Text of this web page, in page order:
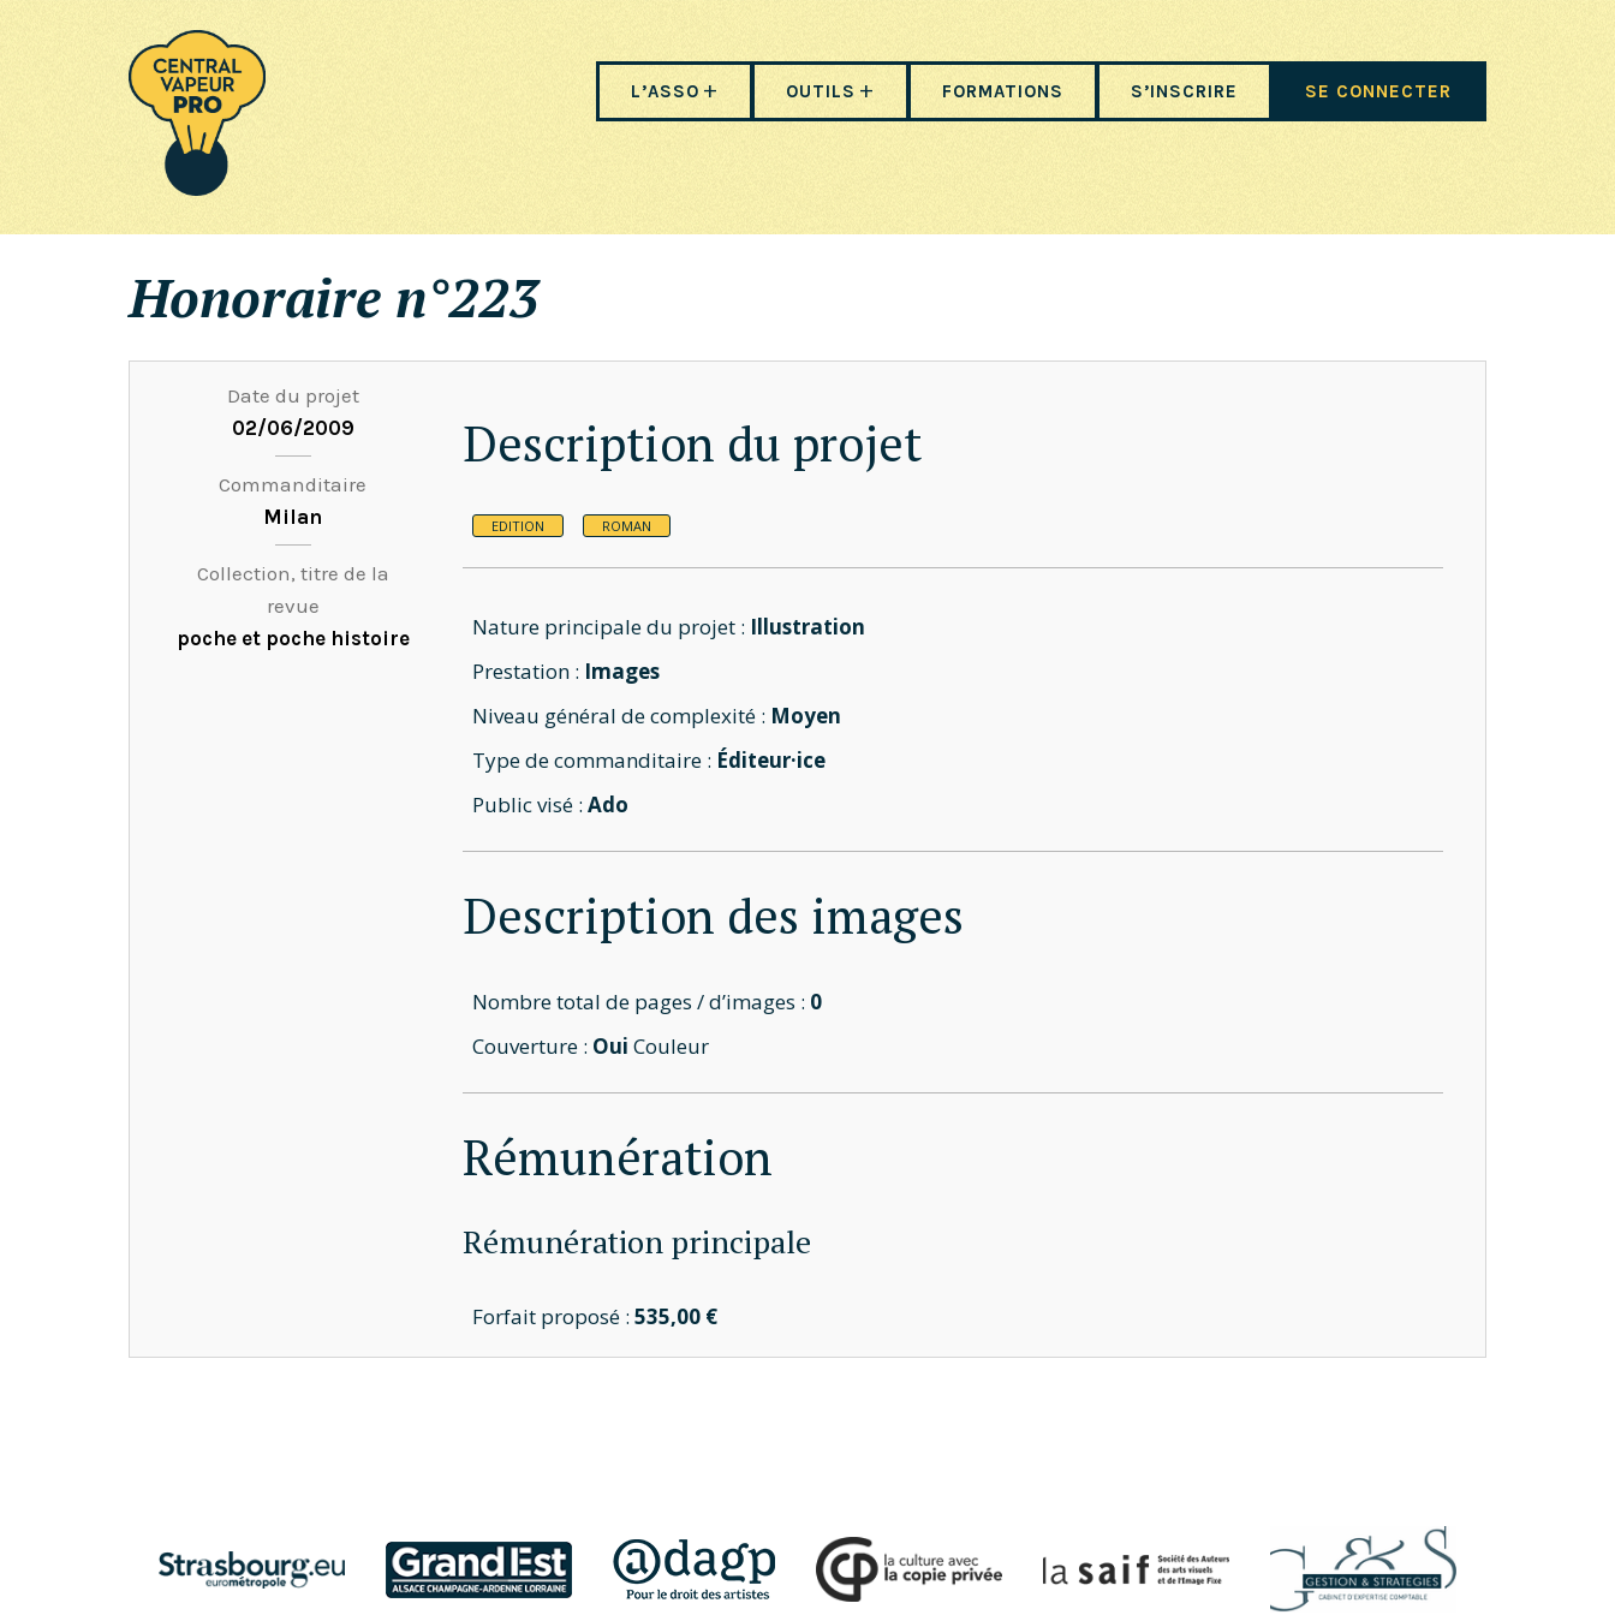
L’ASSO OUTILS FORMATIONS S’INSCRIRE SE CONNECTER
Honoraire n°223
Date du projet
02/06/2009
Commanditaire
Milan
Collection, titre de la
revue
poche et poche histoire
Description du projet
EDITION ROMAN
Nature principale du projet : Illustration
Prestation : Images
Niveau général de complexité : Moyen
Type de commanditaire : Éditeur·ice
Public visé : Ado
Description des images
Nombre total de pages / d’images : 0
Couverture : Oui Couleur
Rémunération
Rémunération principale
Forfait proposé : 535,00 €